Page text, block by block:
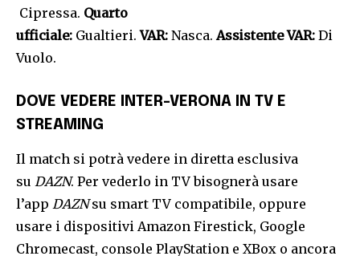
Cipressa. Quarto
ufficiale: Gualtieri.VAR: Nasca.Assistente VAR: Di
Vuolo.
DOVE VEDERE INTER-VERONA IN TV E
STREAMING
Il match si potrà vedere in diretta esclusiva
su DAZN. Per vederlo in TV bisognerà usare
l’app DAZNsu smart TV compatibile, oppure
usare i dispositivi Amazon Firestick, Google
Chromecast, console PlayStation e XBox o ancora